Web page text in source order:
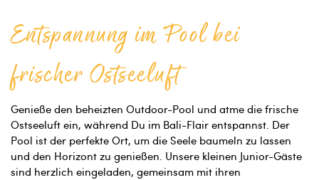
Entspannung im Pool bei
frischer Ostseeluft
Genieße den beheizten Outdoor-Pool und atme die frische
Ostseeluft ein, während Du im Bali-Flair entspannst. Der
Pool ist der perfekte Ort, um die Seele baumeln zu lassen
und den Horizont zu genießen. Unsere kleinen Junior-Gäste
sind herzlich eingeladen, gemeinsam mit ihren